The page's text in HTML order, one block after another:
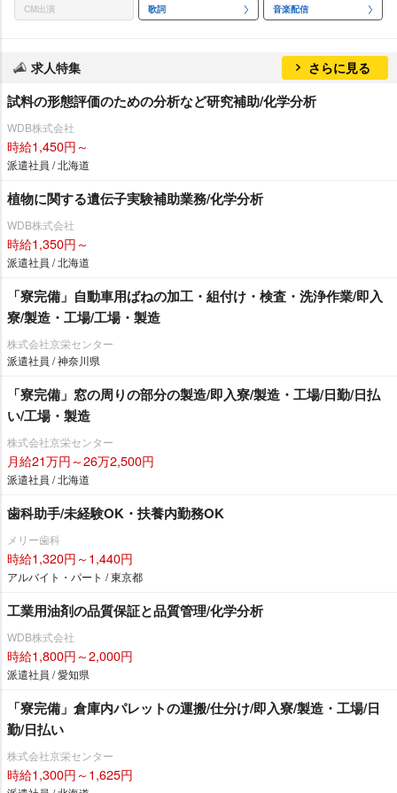
CM出演 歌詞 音楽配信
求人特集 さらに見る
試料の形態評価のための分析など研究補助/化学分析
WDB株式会社
時給1,450円～
派遣社員 / 北海道
植物に関する遺伝子実験補助業務/化学分析
WDB株式会社
時給1,350円～
派遣社員 / 北海道
「寮完備」自動車用ばねの加工・組付け・検査・洗浄作業/即入
寮/製造・工場/工場・製造
株式会社京栄センター
派遣社員 / 神奈川県
「寮完備」窓の周りの部分の製造/即入寮/製造・工場/日勤/日払
い/工場・製造
株式会社京栄センター
月給21万円～26万2,500円
派遣社員 / 北海道
歯科助手/未経験OK・扶養内勤務OK
メリー歯科
時給1,320円～1,440円
アルバイト・パート / 東京都
工業用油剤の品質保証と品質管理/化学分析
WDB株式会社
時給1,800円～2,000円
派遣社員 / 愛知県
「寮完備」倉庫内パレットの運搬/仕分け/即入寮/製造・工場/日
勤/日払い
株式会社京栄センター
時給1,300円～1,625円